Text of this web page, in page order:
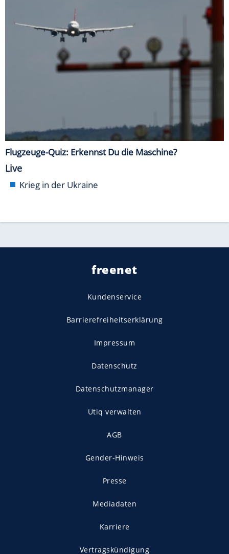
Flugzeuge-Quiz: Erkennst Du die Maschine?
Live
Krieg in der Ukraine
freenet
Kundenservice
Barrierefreiheitserklärung
Impressum
Datenschutz
Datenschutzmanager
Utiq verwalten
AGB
Gender-Hinweis
Presse
Mediadaten
Karriere
Vertragskündigung